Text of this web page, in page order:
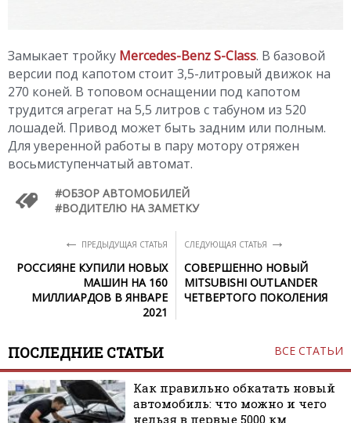
Замыкает тройку Mercedes-Benz S-Class. В базовой
версии под капотом стоит 3,5-литровый движок на
270 коней. В топовом оснащении под капотом
трудится агрегат на 5,5 литров с табуном из 520
лошадей. Привод может быть задним или полным.
Для уверенной работы в пару мотору отряжен
восьмиступенчатый автомат.
ОБЗОР АВТОМОБИЛЕЙ
ВОДИТЕЛЮ НА ЗАМЕТКУ
← ПРЕДЫДУЩАЯ СТАТЬЯ
РОССИЯНЕ КУПИЛИ НОВЫХ
МАШИН НА 160
МИЛЛИАРДОВ В ЯНВАРЕ
2021
СЛЕДУЮЩАЯ СТАТЬЯ →
СОВЕРШЕННО НОВЫЙ
MITSUBISHI OUTLANDER
ЧЕТВЕРТОГО ПОКОЛЕНИЯ
ПОСЛЕДНИЕ СТАТЬИ ВСЕ СТАТЬИ
Как правильно обкатать новый
автомобиль: что можно и чего
нельзя в первые 5000 км